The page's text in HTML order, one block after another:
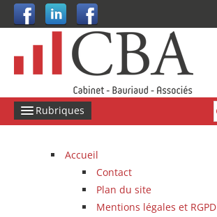
Rubriques
Accueil
Contact
Plan du site
Mentions légales et RGPD